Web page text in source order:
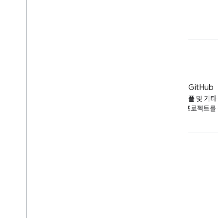
GitHub
API 코드 샘플 및 기
오픈소스 프로젝트를